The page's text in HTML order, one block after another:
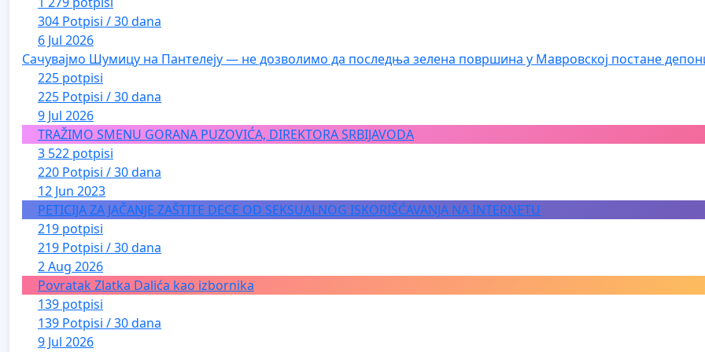
304 Potpisi / 30 dana
6 Jul 2026
Сачувајмо Шумицу на Пантелеју — не дозволимо да последња зелена површина у Мавровској постане
225 potpisi
225 Potpisi / 30 dana
9 Jul 2026
TRAŽIMO SMENU GORANA PUZOVIĆA, DIREKTORA SRBIJAVODA
3 522 potpisi
220 Potpisi / 30 dana
12 Jun 2023
PETICIJA ZA JAČANJE ZAŠTITE DECE OD SEKSUALNOG ISKORIŠĆAVANJA NA INTERNETU
219 potpisi
219 Potpisi / 30 dana
2 Aug 2026
Povratak Zlatka Dalića kao izbornika
139 potpisi
139 Potpisi / 30 dana
9 Jul 2026